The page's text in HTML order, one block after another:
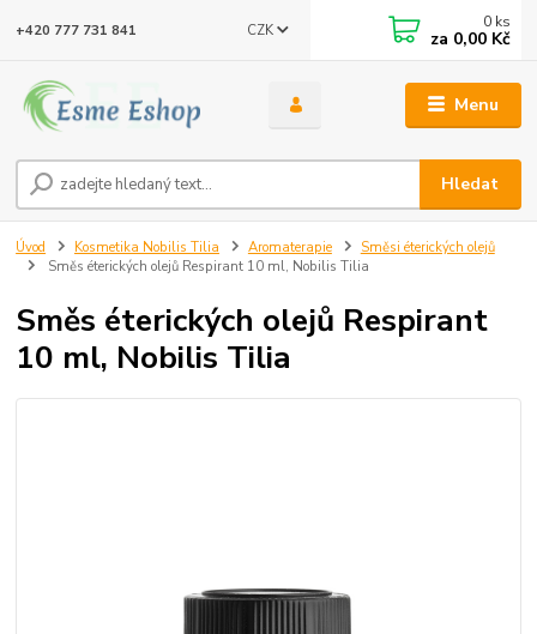
Menu
CZK
Hledat
+420 777 731 841 0 ks
za 0,00 Kč
Úvod Kosmetika Nobilis Tilia Aromaterapie
Směsi éterických olejů
Směs éterických olejů Respirant 10 ml, Nobilis Tilia
Směs éterických olejů Respirant
10 ml, Nobilis Tilia